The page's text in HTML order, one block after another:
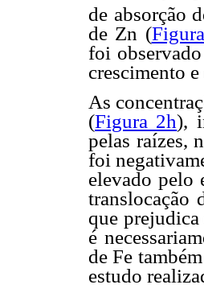
de absorção
de Zn (
foi
crescimento
As
(Figura 2h),
pelas raízes,
foi
elevado pelo
translocação
que
é
de Fe
estudo